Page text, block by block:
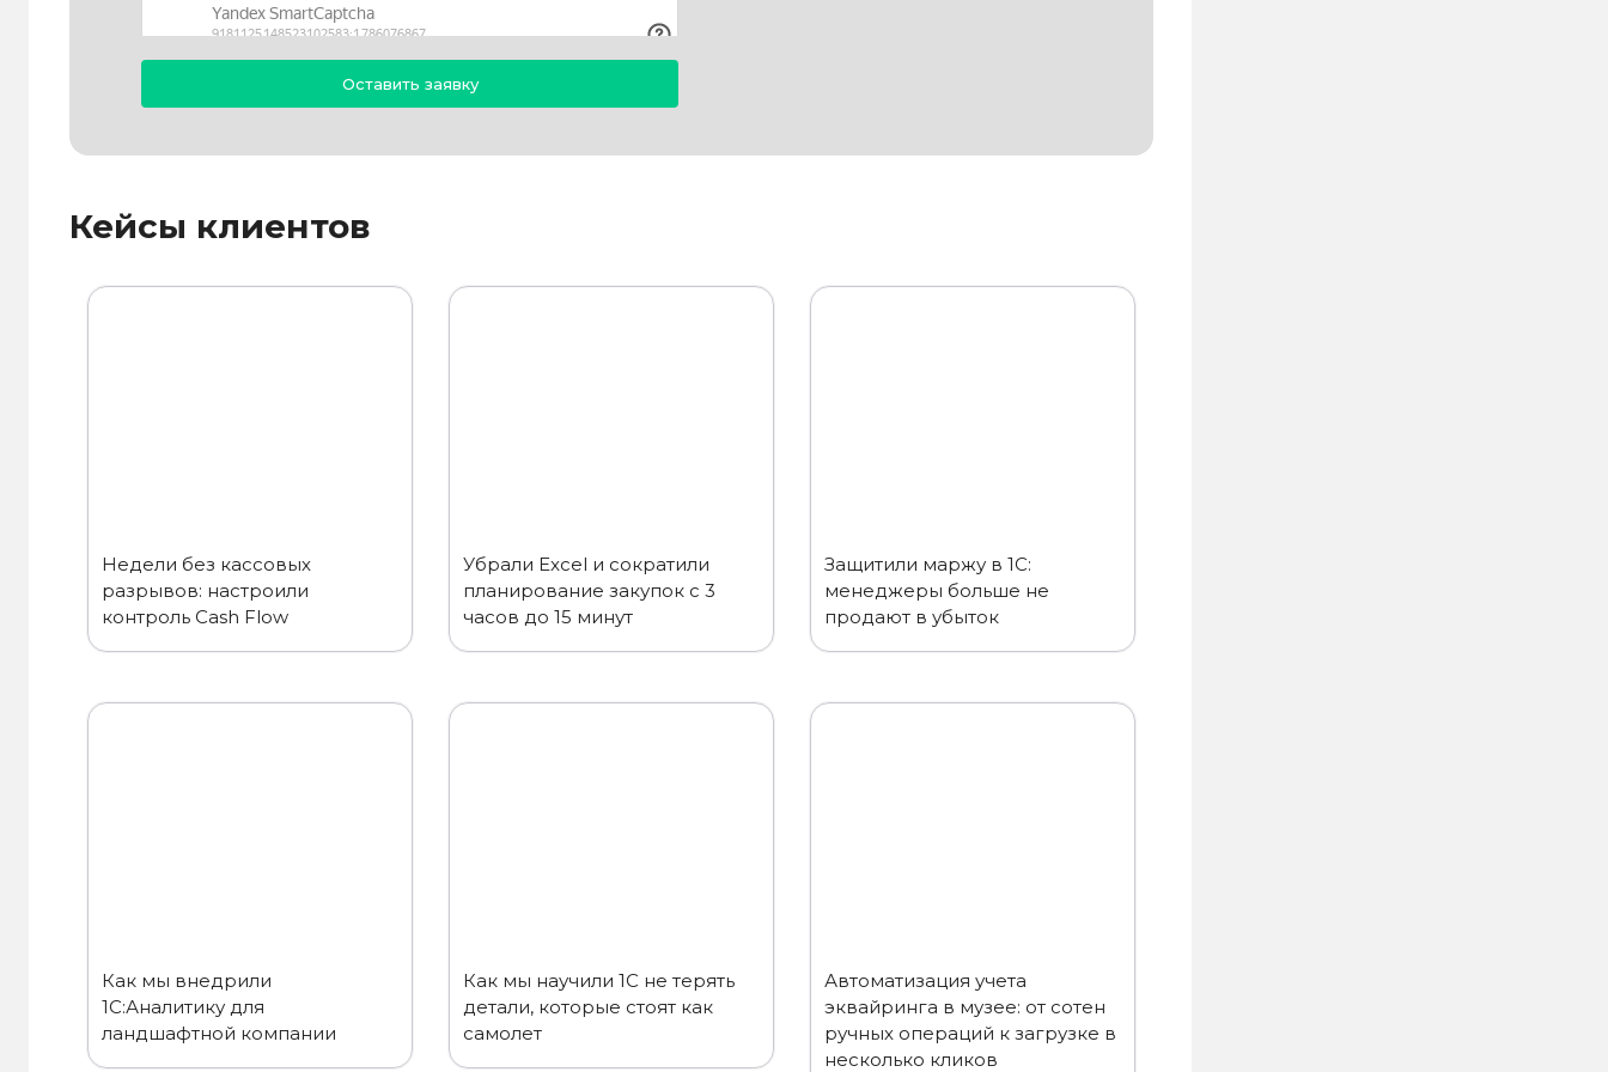
Кейсы клиентов
Недели без кассовых
разрывов: настроили
контроль Cash Flow
Убрали Excel и сократили
планирование закупок с 3
часов до 15 минут
Защитили маржу в 1С:
менеджеры больше не
продают в убыток
Как мы внедрили
1С:Аналитику для
ландшафтной компании
Как мы научили 1С не терять
детали, которые стоят как
самолет
Автоматизация учета
эквайринга в музее: от сотен
ручных операций к загрузке в
несколько кликов